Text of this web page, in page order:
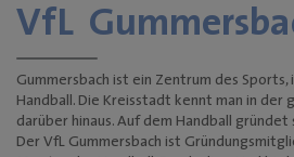
VfL
Gummersbach ist ein Zentrum des
Handball. Die Kreisstadt kennt man in der
darüber hinaus. Auf dem Handball
Der VfL Gummersbach ist